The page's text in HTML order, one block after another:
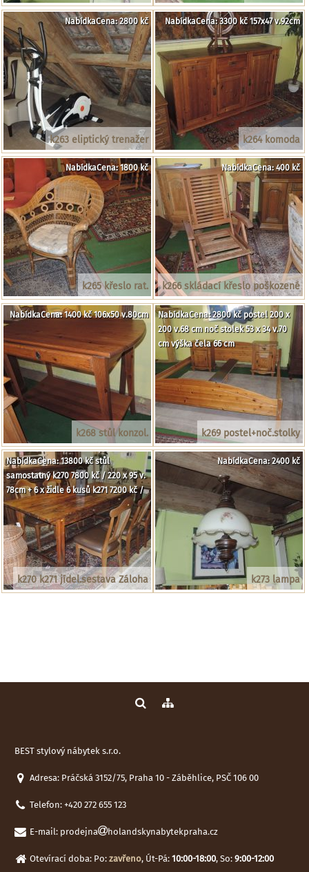
k263 eliptický trenažer
NabídkaCena: 2800 kč
k264 komoda
NabídkaCena: 3300 kč 157x47 v.92cm
k265 křeslo rat.
NabídkaCena: 1800 kč
k266 skládací křeslo poškozené
NabídkaCena: 400 kč
k268 stůl konzol.
NabídkaCena: 1400 kč 106x50 v.80cm
k269 postel+noč.stolky
NabídkaCena: 2800 kč postel 200 x
200 v.68 cm noč stolek 53 x 34 v.70
cm výška čela 66 cm
k270 k271 jídel.sestava Záloha
NabídkaCena: 13800 kč stůl
samostatný k270 7800 kč / 220 x 95 v.
78cm + 6 x židle 6 kusů k271 7200 kč /
k273 lampa
NabídkaCena: 2400 kč
BEST stylový nábytek s.r.o.
Adresa: Práčská 3152/75, Praha 10 - Záběhlice, PSČ 106 00
Telefon: +420 272 655 123
E-mail: prodejna holandskynabytekpraha.cz
Otevírací doba: Po: zavřeno, Út-Pá: 10:00-18:00, So: 9:00-12:00